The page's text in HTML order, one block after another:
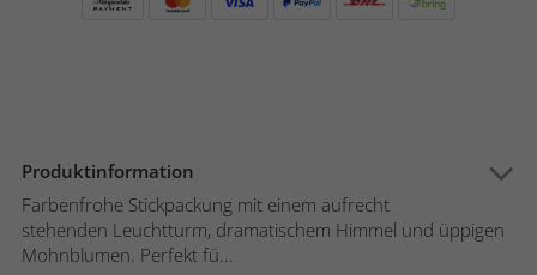
Produktinformation
Farbenfrohe Stickpackung mit einem aufrecht
stehenden Leuchtturm, dramatischem Himmel und üppigen
Mohnblumen. Perfekt fü...